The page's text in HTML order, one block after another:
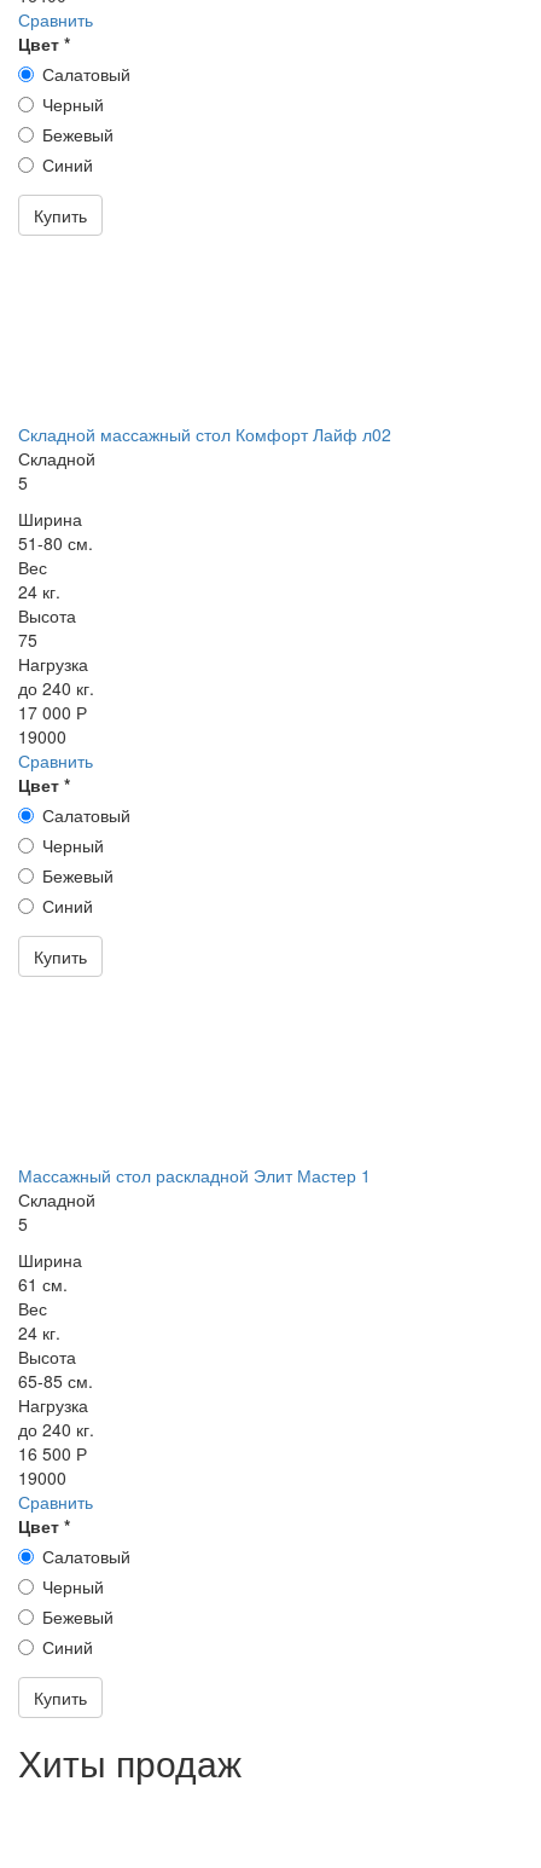
Сравнить
Цвет *
Салатовый
Черный
Бежевый
Синий
Купить
Складной массажный стол Комфорт Лайф л02
Складной
5
Ширина
51-80 см.
Вес
24 кг.
Высота
75
Нагрузка
до 240 кг.
17 000 Р
19000
Сравнить
Цвет *
Салатовый
Черный
Бежевый
Синий
Купить
Массажный стол раскладной Элит Мастер 1
Складной
5
Ширина
61 см.
Вес
24 кг.
Высота
65-85 см.
Нагрузка
до 240 кг.
16 500 Р
19000
Сравнить
Цвет *
Салатовый
Черный
Бежевый
Синий
Купить
Хиты продаж